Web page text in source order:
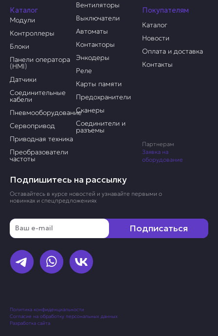
Подпишитесь на рассылку
Оставайтесь в курсе новостей и узнавайте первыми о
новинках и спецпредложениях
Email
Подписаться
Политика конфиденциальности
Согласие на обработку персональных данных
Разработка сайта
Каталог
Модули
Контроллеры
Блоки
Панели оператора
(HMI)
Датчики
Соединительные
кабели
Пневмооборудование
Сервопривод
Приводная техника
Преобразователи
частоты
Вентиляторы
Выключатели
Автоматы
Контакторы
Энкодеры
Реле
Карты памяти
Предохранители
Сканеры
Соединители и
разъемы
Покупателям
Каталог
Новости
Оплата и доставка
Контакты
Партнерам
Заявка на
оборудование